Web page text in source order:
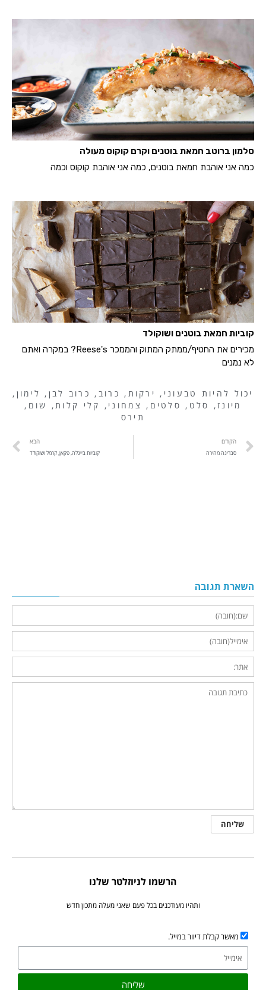
סלמון ברוטב חמאת בוטנים וקרם קוקוס מעולה
כמה אני אוהבת חמאת בוטנים, כמה אני אוהבת קוקוס וכמה
קוביות חמאת בוטנים ושוקולד
מכירים את החטיף/ממתק המתוק והממכר Reese's? במקרה ואתם
לא נמנים
יכול להיות טבעוני , ירקות , כרוב , כרוב לבן , לימון ,
מיונז, סלט , סלטים , צמחוני , קלי קלות, שום ,
תירס
הקודם
סברינה מהירה
הבא
קוביות בייגלה, פקאן, קרמל ושוקולד
השארת תגובה
הרשמו לניוזלטר שלנו
ותהיו מעודכנים בכל פעם שאני מעלה מתכון חדש
מאשר קבלת דיוור במייל.
שליחה